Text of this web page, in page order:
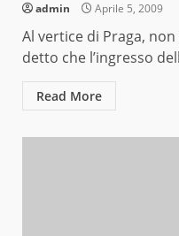
admin Aprile 5, 2009
Al vertice di Praga,
detto che l’ingresso
Read More